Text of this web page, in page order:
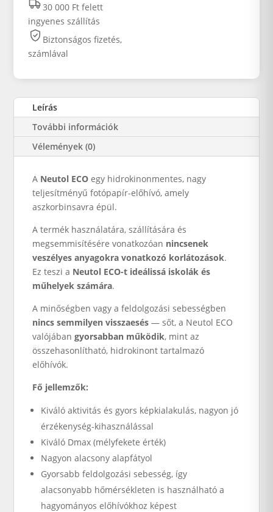
30 000 Ft felett
ingyenes szállítás
Biztonságos fizetés,
számlával
Leírás
További információk
Vélemények (0)
A Neutol ECO egy hidrokinonmentes, nagy
teljesítményű fotópapír-előhívó, amely
aszkorbinsavra épül.
A termék használatára, szállítására és
megsemmisítésére vonatkozóan nincsenek
veszélyes anyagokra vonatkozó korlátozások.
Ez teszi a Neutol ECO-t ideálissá iskolák és
műhelyek számára.
A minőségben vagy a feldolgozási sebességben
nincs semmilyen visszaesés — sőt, a Neutol ECO
valójábangyorsabban működik, mint az
összehasonlítható, hidrokinont tartalmazó
előhívók.
Fő jellemzők:
Kiváló aktivitás és gyors képkialakulás, nagyon jó
érzékenység-kihasználással
Kiváló Dmax (mélyfekete érték)
Nagyon alacsony alapfátyol
Gyorsabb feldolgozási sebesség, így
alacsonyabb hőmérsékleten is használható a
hagyományos előhívókhoz képest